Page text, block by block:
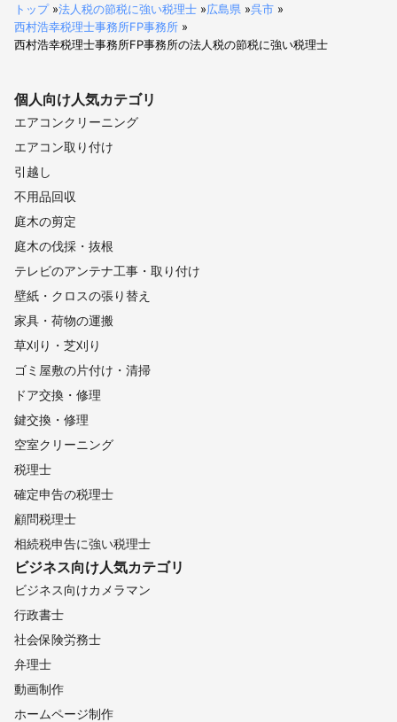
トップ»法人税の節税に強い税理士 »広島県 »呉市 »
西村浩幸税理士事務所FP事務所 »
西村浩幸税理士事務所FP事務所の法人税の節税に強い税理士
個人向け人気カテゴリ
エアコンクリーニング
エアコン取り付け
引越し
不用品回収
庭木の剪定
庭木の伐採・抜根
テレビのアンテナ工事・取り付け
壁紙・クロスの張り替え
家具・荷物の運搬
草刈り・芝刈り
ゴミ屋敷の片付け・清掃
ドア交換・修理
鍵交換・修理
空室クリーニング
税理士
確定申告の税理士
顧問税理士
相続税申告に強い税理士
ビジネス向け人気カテゴリ
ビジネス向けカメラマン
行政書士
社会保険労務士
弁理士
動画制作
ホームページ制作